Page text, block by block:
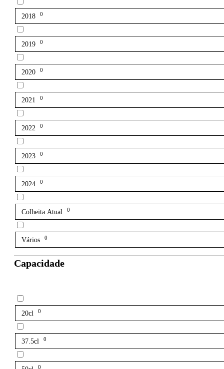
2018 0
2019 0
2020 0
2021 0
2022 0
2023 0
2024 0
Colheita Atual 0
Vários 0
Capacidade
20cl 0
37.5cl 0
0